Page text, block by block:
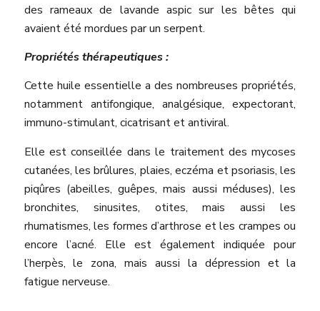
des rameaux de lavande aspic sur les bêtes qui
avaient été mordues par un serpent.
Propriétés thérapeutiques :
Cette huile essentielle a des nombreuses propriétés,
notamment antifongique, analgésique, expectorant,
immuno-stimulant, cicatrisant et antiviral.
Elle est conseillée dans le traitement des mycoses
cutanées, les brûlures, plaies, eczéma et psoriasis, les
piqûres (abeilles, guêpes, mais aussi méduses), les
bronchites, sinusites, otites, mais aussi les
rhumatismes, les formes d’arthrose et les crampes ou
encore l’acné. Elle est également indiquée pour
l’herpès, le zona, mais aussi la dépression et la
fatigue nerveuse.